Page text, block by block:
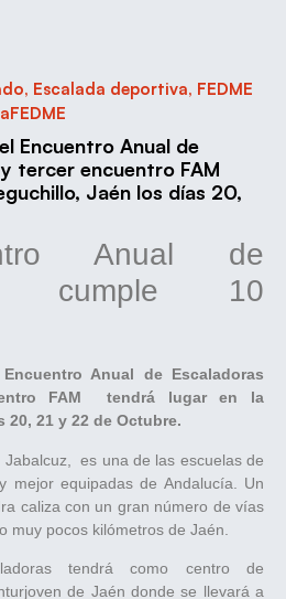
, Escalada deportiva, FEDME
Encuentro Anual de
y tercer encuentro FAM
Jaén los días 20,
Anual de
cumple 10
Anual de Escaladoras
FAM tendrá lugar en la
21 y 22 de Octubre.
Jabalcuz, es una de las escuelas de
mejor equipadas de Andalucía. Un
caliza con un gran número de vías
muy pocos kilómetros de Jaén.
tendrá como centro de
de Jaén donde se llevará a